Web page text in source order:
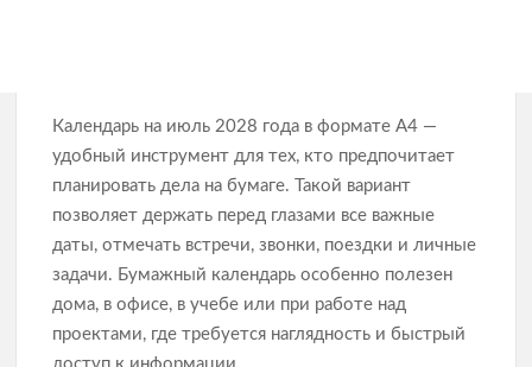
Календарь на июль 2028 года в формате А4 —
удобный инструмент для тех, кто предпочитает
планировать дела на бумаге. Такой вариант
позволяет держать перед глазами все важные
даты, отмечать встречи, звонки, поездки и личные
задачи. Бумажный календарь особенно полезен
дома, в офисе, в учебе или при работе над
проектами, где требуется наглядность и быстрый